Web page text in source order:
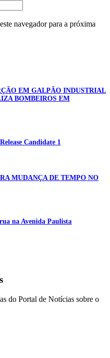
navegador para a próxima
EM GALPÃO INDUSTRIAL
BOMBEIROS EM
Candidate 1
MUDANÇA DE TEMPO NO
na Avenida Paulista
do Portal de Notícias sobre o